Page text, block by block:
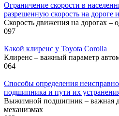
Ограничение скорости в
разрешенную скорость на дороге
Скорость движения на дорогах –
097
Какой клиренс у Toyota Corolla
Клиренс – важный параметр
064
Способы определения
подшипника и пути их
Выжимной подшипник – важная
механизмах